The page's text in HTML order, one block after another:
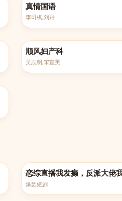
真情国语
李司棋,刘丹
已完结
顺风妇产科
吴志明,宋宣美
恋综直播我发癫，反派大佬
爆款短剧